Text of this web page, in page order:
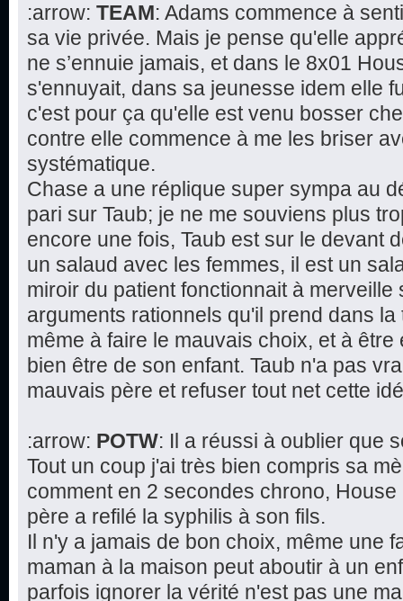
:arrow: TEAM: Adams commence à
sa vie privée. Mais je pense qu'elle
ne s’ennuie jamais, et dans le 8x01
s'ennuyait, dans sa jeunesse idem elle
c'est pour ça qu'elle est venu bosser
contre elle commence à me les briser
systématique.
Chase a une réplique super sympa au
pari sur Taub; je ne me souviens plus
encore une fois, Taub est sur le devant
un salaud avec les femmes, il est un
miroir du patient fonctionnait à
arguments rationnels qu'il prend dans
même à faire le mauvais choix, et à
bien être de son enfant. Taub n'a pas
mauvais père et refuser tout net cette
:arrow: POTW: Il a réussi à oublier que
Tout un coup j'ai très bien compris sa
comment en 2 secondes chrono,
père a refilé la syphilis à son fils.
Il n'y a jamais de bon choix, même une
maman à la maison peut aboutir à un
parfois ignorer la vérité n'est pas une